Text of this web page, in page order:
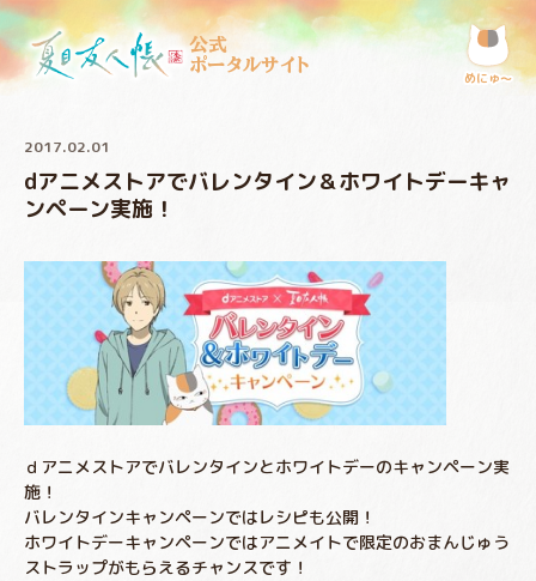
公式
ポータルサイト
めにゅ〜
2017.02.01
dアニメストアでバレンタイン＆ホワイトデーキャ
ンペーン実施！
ｄアニメストアでバレンタインとホワイトデーのキャンペーン実
施！
バレンタインキャンペーンではレシピも公開！
ホワイトデーキャンペーンではアニメイトで限定のおまんじゅう
ストラップがもらえるチャンスです！